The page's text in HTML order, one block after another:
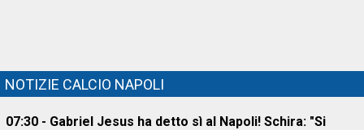
NOTIZIE CALCIO NAPOLI
07:30 - Gabriel Jesus ha detto sì al Napoli! Schira: "Si